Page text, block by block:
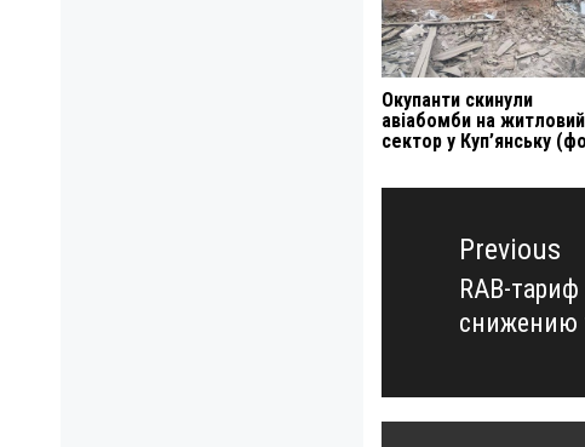
Окупанти скинули
авіабомби на житловий
сектор у Куп’янську
Навигация
записямPrevious
Previous
post:
RAB-
снижению